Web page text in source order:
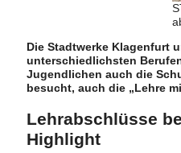
Die Stadtwerke Klagenfurt
unterschiedlichsten
Jugendlichen auch die
besucht, auch die „Lehre
Lehrabschlüsse
Highlight